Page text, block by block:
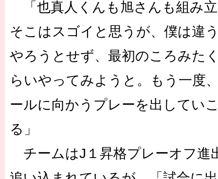
「也真人くんも旭さんも組み
そこはスゴイと思うが、僕は違
やろうとせず、最初のころみた
らいやってみようと。もう一度
ールに向かうプレーを出してい
る」
チームはJ１昇格プレーオフ進